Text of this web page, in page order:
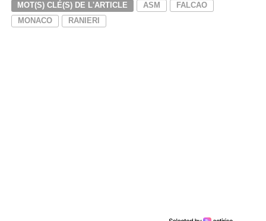
MOT(S) CLÉ(S) DE L'ARTICLE ASM
FALCAO
MONACO
RANIERI